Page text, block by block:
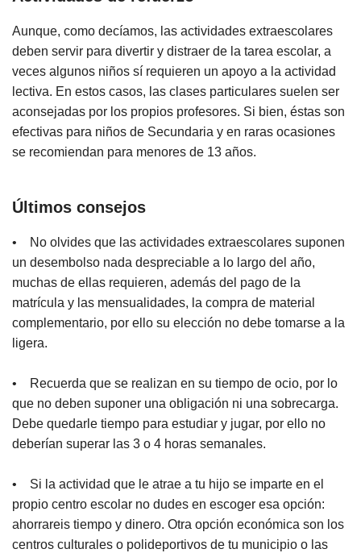
Aunque, como decíamos, las actividades extraescolares
deben servir para divertir y distraer de la tarea escolar, a
veces algunos niños sí requieren un apoyo a la actividad
lectiva. En estos casos, las clases particulares suelen ser
aconsejadas por los propios profesores. Si bien, éstas son
efectivas para niños de Secundaria y en raras ocasiones
se recomiendan para menores de 13 años.
Últimos consejos
• No olvides que las actividades extraescolares suponen
un desembolso nada despreciable a lo largo del año,
muchas de ellas requieren, además del pago de la
matrícula y las mensualidades, la compra de material
complementario, por ello su elección no debe tomarse a la
ligera.
• Recuerda que se realizan en su tiempo de ocio, por lo
que no deben suponer una obligación ni una sobrecarga.
Debe quedarle tiempo para estudiar y jugar, por ello no
deberían superar las 3 o 4 horas semanales.
• Si la actividad que le atrae a tu hijo se imparte en el
propio centro escolar no dudes en escoger esa opción:
ahorrareis tiempo y dinero. Otra opción económica son los
centros culturales o polideportivos de tu municipio o las